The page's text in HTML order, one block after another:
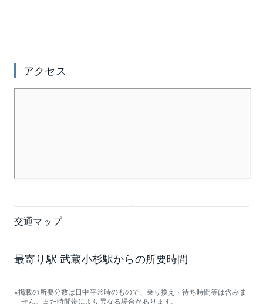
アクセス
交通マップ
最寄り駅 武蔵小杉駅からの所要時間
掲載の所要分数は日中平常時のもので、乗り換え・待ち時間等は含みま
せん。また時間帯により異なる場合があります。